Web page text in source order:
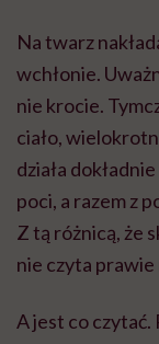
Na twarz
wchłonie.
nie krocie.
ciało,
działa
poci, a razem z
Z tą różnicą, że
nie czyta prawie
A jest co